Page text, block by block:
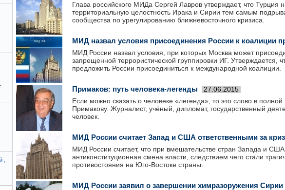
,
Глава российского МИДа Сергей Лавров утверждает, что Турция
территориальную целостность Ирака и Сирии тем самым
сообщества по урегулированию ближневосточного кризиса.
МИД назвал условия присоединения России к коалиции
МИД России назвал условия, при которых Москва может
запрещенной террористической группировки ИГ. Утверждается,
предложить России присоединиться к международной коалиции.
Примаков: путь человека-легенды 27.06.2015
Если можно сказать о человеке «легенда», то это слово в
Примакову. Журналист, учёный, дипломат, государственный
человек.
МИД России считает Запад и США ответственными за
МИД России считает, что при вмешательстве стран Запада и
антиконституционная смена власти, следствием чего стали
противостояния на Юго-Востоке страны.
МИД России заявил о завершении химразоружения Сирии